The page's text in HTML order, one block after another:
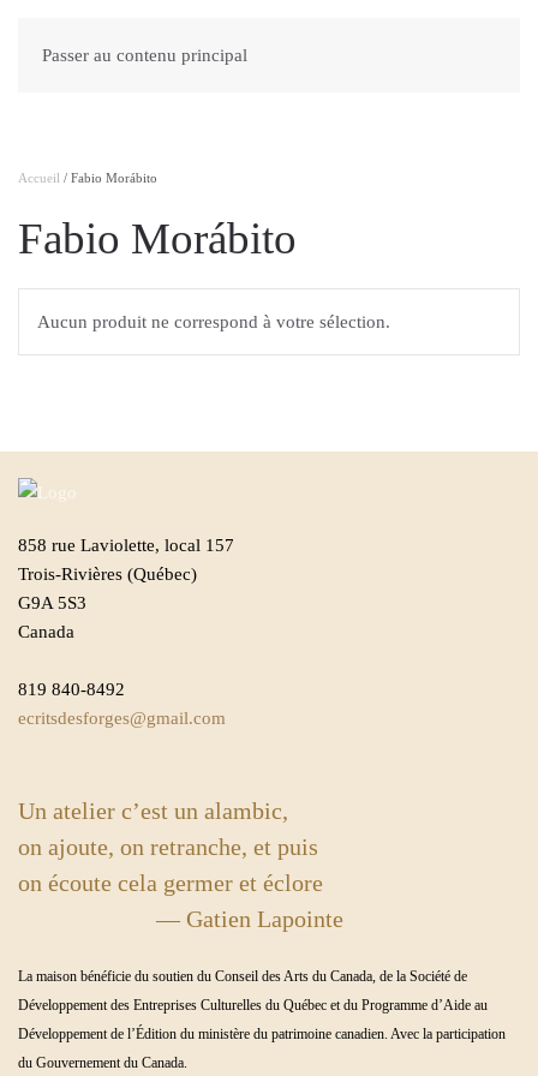
Passer au contenu principal
Accueil / Fabio Morábito
Fabio Morábito
Aucun produit ne correspond à votre sélection.
858 rue Laviolette, local 157
Trois-Rivières (Québec)
G9A 5S3
Canada
819 840-8492
ecritsdesforges@gmail.com
Un atelier c’est un alambic,
on ajoute, on retranche, et puis
on écoute cela germer et éclore
— Gatien Lapointe
La maison bénéficie du soutien du Conseil des Arts du Canada, de la Société de
Développement des Entreprises Culturelles du Québec et du Programme d’Aide au
Développement de l’Édition du ministère du patrimoine canadien. Avec la participation
du Gouvernement du Canada.